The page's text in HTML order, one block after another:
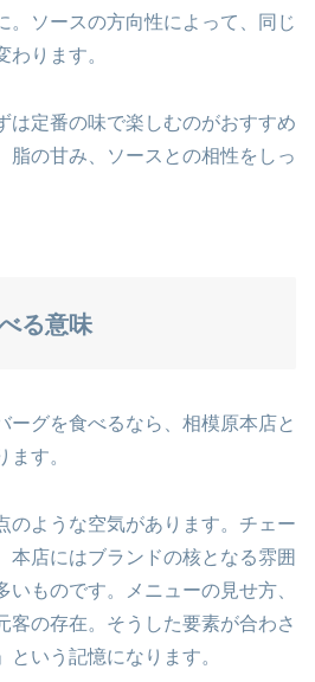
。ソースの方向性によって、同じ
ります。
は定番の味で楽しむのがおすすめ
脂の甘み、ソースとの相性をしっ
る意味
ーグを食べるなら、相模原本店と
す。
のような空気があります。チェー
本店にはブランドの核となる雰囲
ものです。メニューの見せ方、
客の存在。そうした要素が合わさ
という記憶になります。